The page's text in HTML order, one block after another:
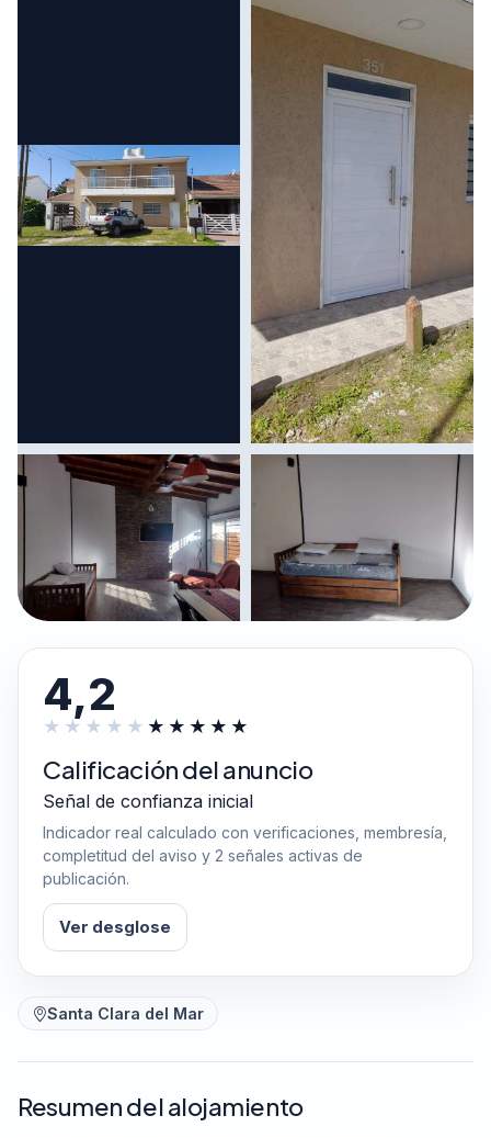
4,2
Calificación del anuncio
Señal de confianza inicial
Indicador real calculado con verificaciones, membresía,
completitud del aviso y 2 señales activas de
publicación.
Ver desglose
Santa Clara del Mar
Resumen del alojamiento